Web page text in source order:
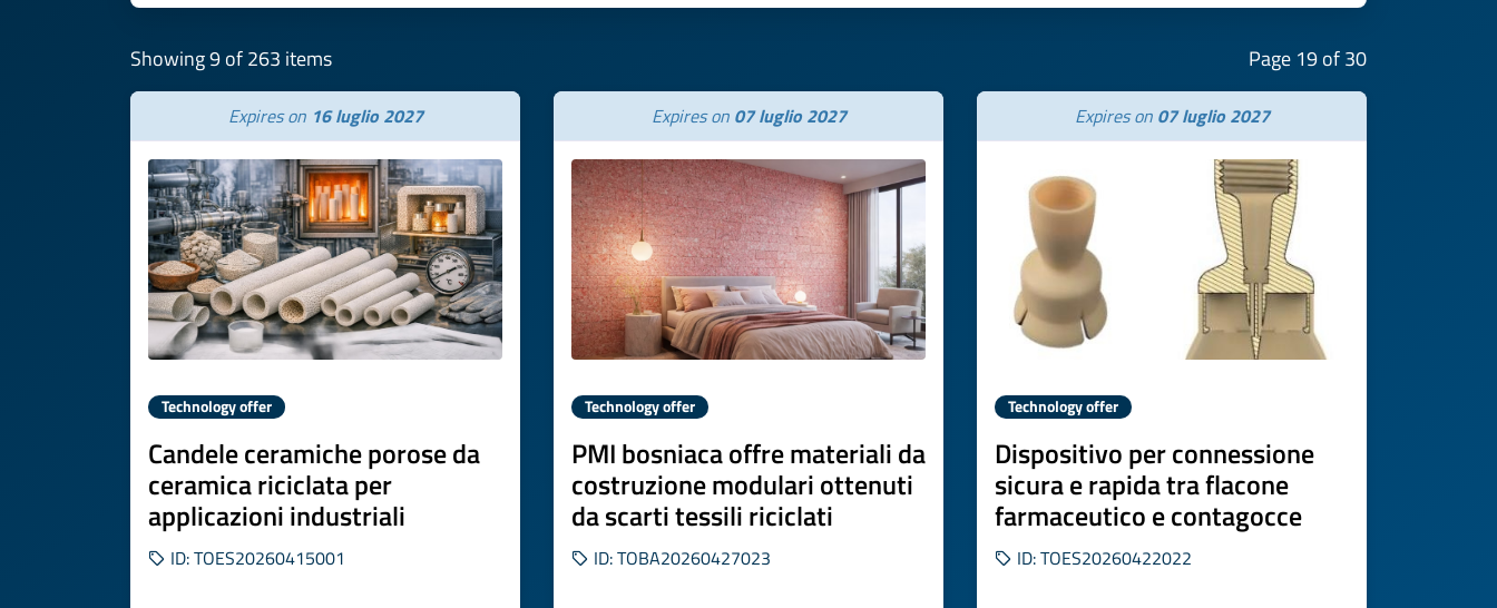
Showing 9 of 263 items Page 19 of 30
Expires on 16 luglio 2027
Technology offer
Candele ceramiche porose da
ceramica riciclata per
applicazioni industriali
ID: TOES20260415001
Expires on 07 luglio 2027
Technology offer
PMI bosniaca offre materiali da
costruzione modulari ottenuti
da scarti tessili riciclati
ID: TOBA20260427023
Expires on 07 luglio 2027
Technology offer
Dispositivo per connessione
sicura e rapida tra flacone
farmaceutico e contagocce
ID: TOES20260422022